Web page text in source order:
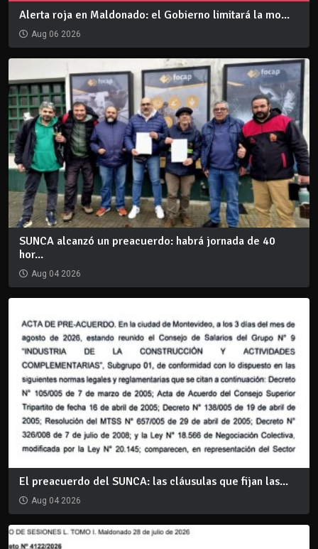
Alerta roja en Maldonado: el Gobierno limitará la mo...
Aug 06 2026
SUNCA alcanzó un preacuerdo: habrá jornada de 40
hor...
Aug 04 2026
El preacuerdo del SUNCA: las cláusulas que fijan las...
Aug 04 2026